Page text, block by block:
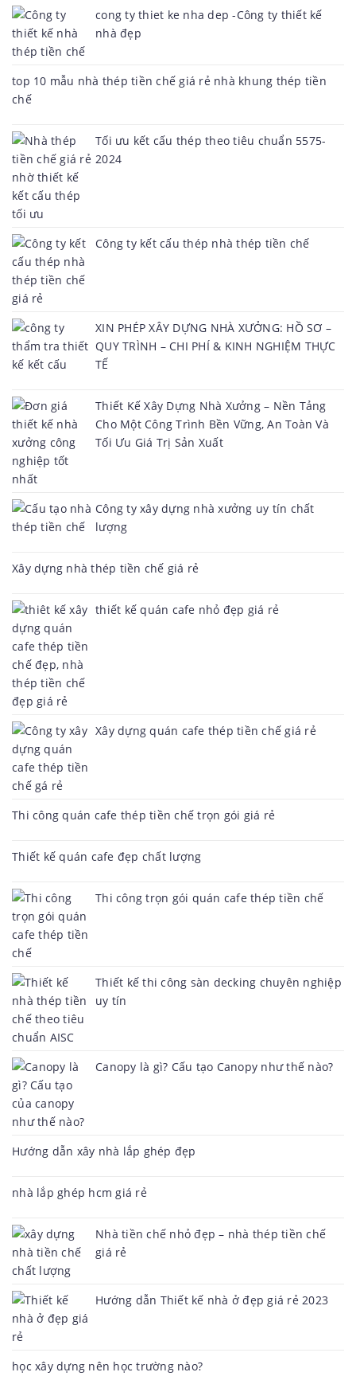
cong ty thiet ke nha dep -Công ty thiết kế
nhà đẹp
top 10 mẫu nhà thép tiền chế giá rẻ nhà khung thép tiền
chế
Tối ưu kết cấu thép theo tiêu chuẩn 5575-
2024
Công ty kết cấu thép nhà thép tiền chế
XIN PHÉP XÂY DỰNG NHÀ XƯỞNG: HỒ SƠ –
QUY TRÌNH – CHI PHÍ & KINH NGHIỆM THỰC
TẾ
Thiết Kế Xây Dựng Nhà Xưởng – Nền Tảng
Cho Một Công Trình Bền Vững, An Toàn Và
Tối Ưu Giá Trị Sản Xuất
Công ty xây dựng nhà xưởng uy tín chất
lượng
Xây dựng nhà thép tiền chế giá rẻ
thiết kế quán cafe nhỏ đẹp giá rẻ
Xây dựng quán cafe thép tiền chế giá rẻ
Thi công quán cafe thép tiền chế trọn gói giá rẻ
Thiết kế quán cafe đẹp chất lượng
Thi công trọn gói quán cafe thép tiền chế
Thiết kế thi công sàn decking chuyên nghiệp
uy tín
Canopy là gì? Cấu tạo Canopy như thế nào?
Hướng dẫn xây nhà lắp ghép đẹp
nhà lắp ghép hcm giá rẻ
Nhà tiền chế nhỏ đẹp – nhà thép tiền chế
giá rẻ
Hướng dẫn Thiết kế nhà ở đẹp giá rẻ 2023
học xây dựng nên học trường nào?